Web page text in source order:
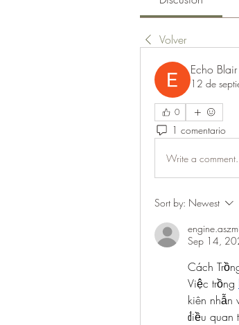
Volver
Echo Blair
12 de
0
1 comentario
Write a comment...
Sort by: Newest
Sep 14,
Cách
Việc trồng
kiên nhẫn
điều quan